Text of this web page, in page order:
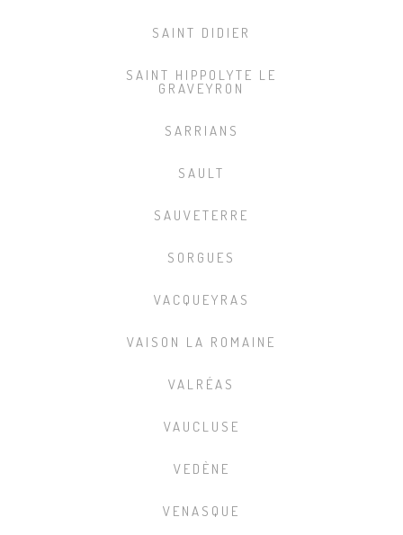
SAINT DIDIER
SAINT HIPPOLYTE LE
GRAVEYRON
SARRIANS
SAULT
SAUVETERRE
SORGUES
VACQUEYRAS
VAISON LA ROMAINE
VALRÉAS
VAUCLUSE
VEDÈNE
VENASQUE